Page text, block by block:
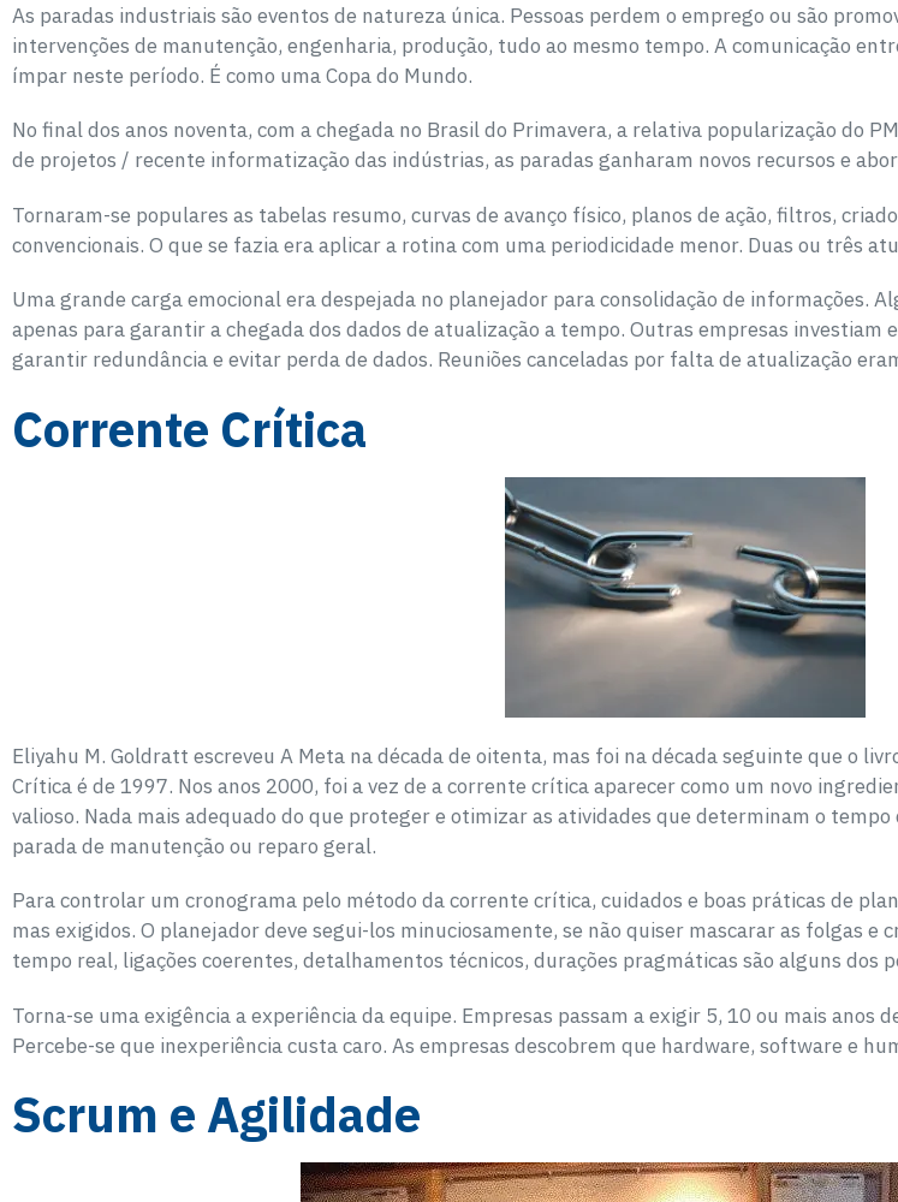
As paradas industriais são eventos de natureza única. Pessoas perdem o emprego ou são
intervenções de manutenção, engenharia, produção, tudo ao mesmo tempo. A comunicação
ímpar neste período. É como uma Copa do Mundo.
No final dos anos noventa, com a chegada no Brasil do Primavera, a relativa popularização do
de projetos / recente informatização das indústrias, as paradas ganharam novos recursos e
Tornaram-se populares as tabelas resumo, curvas de avanço físico, planos de ação, filtros,
convencionais. O que se fazia era aplicar a rotina com uma periodicidade menor. Duas ou três
Uma grande carga emocional era despejada no planejador para consolidação de informações.
apenas para garantir a chegada dos dados de atualização a tempo. Outras empresas investiam
garantir redundância e evitar perda de dados. Reuniões canceladas por falta de atualização
Corrente Crítica
Eliyahu M. Goldratt escreveu A Meta na década de oitenta, mas foi na década seguinte que o
Crítica é de 1997. Nos anos 2000, foi a vez de a corrente crítica aparecer como um novo
valioso. Nada mais adequado do que proteger e otimizar as atividades que determinam o
parada de manutenção ou reparo geral.
Para controlar um cronograma pelo método da corrente crítica, cuidados e boas práticas de
mas exigidos. O planejador deve segui-los minuciosamente, se não quiser mascarar as folgas e
tempo real, ligações coerentes, detalhamentos técnicos, durações pragmáticas são alguns dos
Torna-se uma exigência a experiência da equipe. Empresas passam a exigir 5, 10 ou mais anos
Percebe-se que inexperiência custa caro. As empresas descobrem que hardware, software e
Scrum e Agilidade